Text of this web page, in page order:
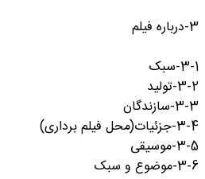
3-درباره فیلم
3-1-سبک
3-2-تولید
3-3-سازندگان
3-4-جزئیات(محل فیلم برداری)
3-5-موسیقی
3-6-موضوع و سبک